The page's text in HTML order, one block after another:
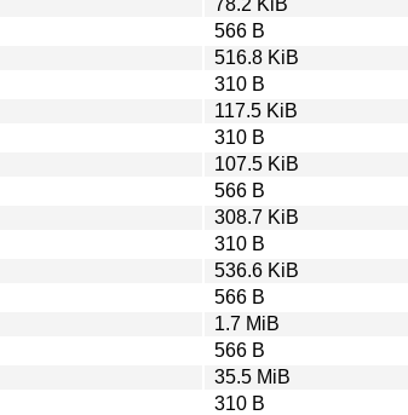
566 B
516.8 KiB
310 B
117.5 KiB
310 B
107.5 KiB
566 B
308.7 KiB
310 B
536.6 KiB
566 B
1.7 MiB
566 B
35.5 MiB
310 B